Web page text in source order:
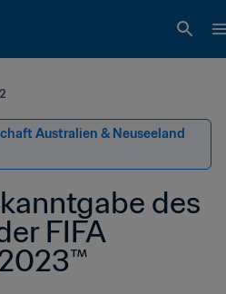
Australien & Neuseeland
des
FIFA